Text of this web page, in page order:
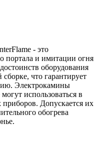
- это
портала и имитации огня
оборудования
что гарантирует
Электрокамины
использоваться в
Допускается их
обогрева